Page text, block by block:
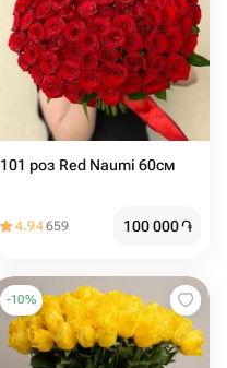
101 роз Red Naumi 60см
4.94659 100 000֏
-10%